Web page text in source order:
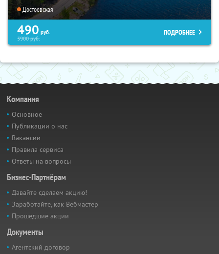
Достоевская
490 руб.
3900руб.
ПОДРОБНЕЕ
Компания
Основное
Публикации о нас
Вакансии
Правила сервиса
Ответы на вопросы
Бизнес-Партнёрам
Давайте сделаем акцию!
Заработайте, как Вебмастер
Прошедшие акции
Документы
Агентский договор